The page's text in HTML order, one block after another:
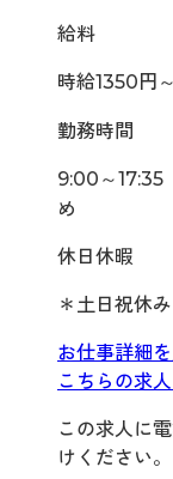
給料
時給1350円
勤務時間
9:00～17:35
め
休日休暇
＊土日祝休
お仕事詳細
こちらの求
この求人に
けください。